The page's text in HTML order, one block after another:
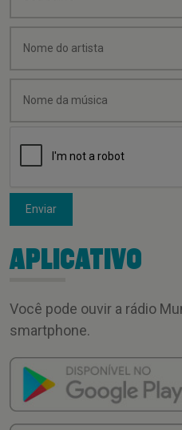
Enviar
APLICATIVO
Você pode ouvir a rádio
smartphone.